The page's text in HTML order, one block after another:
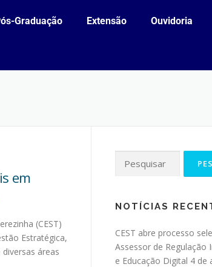
Graduação Extensão Ouvidoria
em
(CEST)
Estratégica,
áreas
NOTÍCIAS
CEST abre processo
Assessor de Regulação
e Educação Digital 4 de